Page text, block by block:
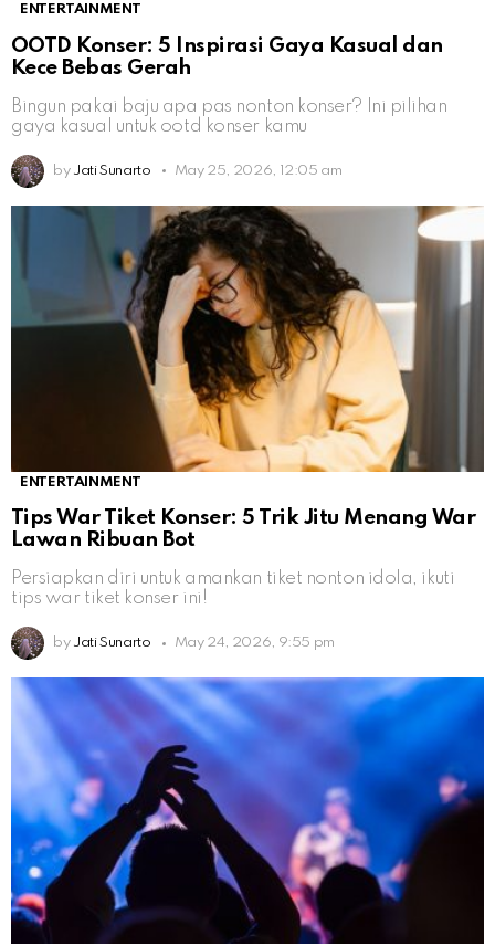
ENTERTAINMENT
OOTD Konser: 5 Inspirasi Gaya Kasual dan
Kece Bebas Gerah
Bingun pakai baju apa pas nonton konser? Ini pilihan
gaya kasual untuk ootd konser kamu
by Jati Sunarto May 25, 2026, 12:05 am
ENTERTAINMENT
Tips War Tiket Konser: 5 Trik Jitu Menang War
Lawan Ribuan Bot
Persiapkan diri untuk amankan tiket nonton idola, ikuti
tips war tiket konser ini!
by Jati Sunarto May 24, 2026, 9:55 pm